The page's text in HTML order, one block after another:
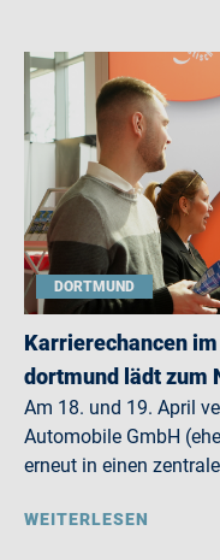
DORTMUND
Karrierechancen
dortmund lädt zum
Am 18. und 19. April
Automobile GmbH
erneut in einen
WEITERLESEN